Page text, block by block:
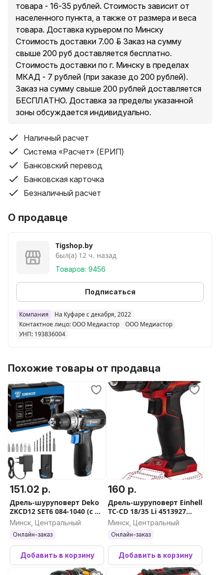
товара - 16-35 рублей. Стоимость зависит от
населенного пункта, а также от размера и веса
товара. Доставка курьером по Минску
Стоимость доставки 7.00 руб. Заказ на сумму
свыше 200 руб доставляется бесплатно.
Стоимость доставки по г. Минску в пределах
МКАД - 7 рублей (при заказе до 200 рублей).
Заказ на сумму свыше 200 рублей доставляется
БЕСПЛАТНО. Доставка за пределы указанной
зоны обсуждается индивидуально.
Наличный расчет
Система «Расчет» (ЕРИП)
Банковский перевод
Банковская карточка
Безналичный расчет
О продавце
Tigshop.by
был(а) 12 ч. назад
Товаров: 9456
Подписаться
Компания
На Куфаре с декабря, 2022
Контактное лицо: ООО Медиастор
ООО Медиастор
УНП: 193836004
Похожие товары от продавца
151.02 р.
Дрель-шуруповерт Deko
ZKCD12 SET6 084-1040 (с 2-
мя АКБ, кейс)
Минск, Центральный
Онлайн-заказ
Добавить в корзину
160 р.
Дрель-шуруповерт Einhell
TC-CD 18/35 Li 4513927
(без АКБ)
Минск, Центральный
Онлайн-заказ
Добавить в корзину